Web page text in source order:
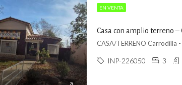
EN VENTA
Casa con amplio terreno –
CASA/TERRENO Carrodilla
INP-226050 3